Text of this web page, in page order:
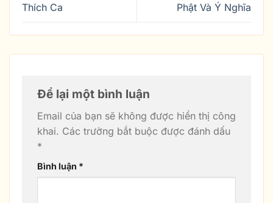
Thích Ca
Phật Và Ý Nghĩa
Để lại một bình luận
Email của bạn sẽ không được hiển thị công
khai. Các trường bắt buộc được đánh dấu
*
Bình luận *